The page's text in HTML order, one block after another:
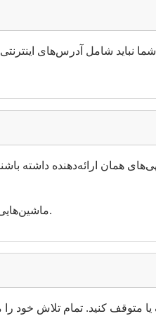
نباید شامل آدرس‌های
همان ارائه‌دهنده داشته
ماشین‌هایی که به عنوان آگهی کوچک ثبت شده‌اند، نباید بخشی از مزایده باشند.
متوقف کنید. تمام تلاش خود را